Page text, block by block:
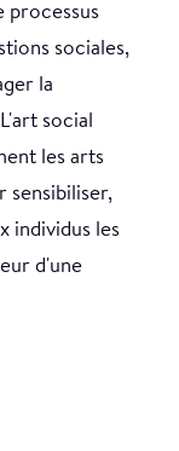
processus
sociales,
la
social
les arts
sensibiliser,
individus les
d'une
de se
des mains
ont impliqué